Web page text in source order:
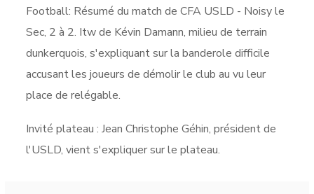
Football: Résumé du match de CFA USLD - Noisy le
Sec, 2 à 2. Itw de Kévin Damann, milieu de terrain
dunkerquois, s'expliquant sur la banderole difficile
accusant les joueurs de démolir le club au vu leur
place de relégable.
Invité plateau : Jean Christophe Géhin, président de
l'USLD, vient s'expliquer sur le plateau.